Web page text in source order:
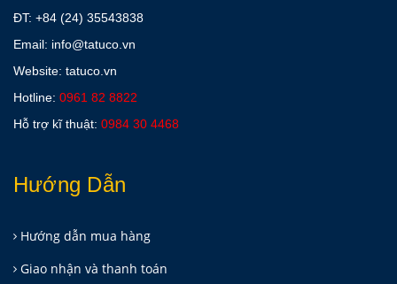
ĐT: +84 (24) 35543838
Email: info@tatuco.vn
Website: tatuco.vn
Hotline: 0961 82 8822
Hỗ trợ kĩ thuật: 0984 30 4468
Hướng Dẫn
Hướng dẫn mua hàng
Giao nhận và thanh toán